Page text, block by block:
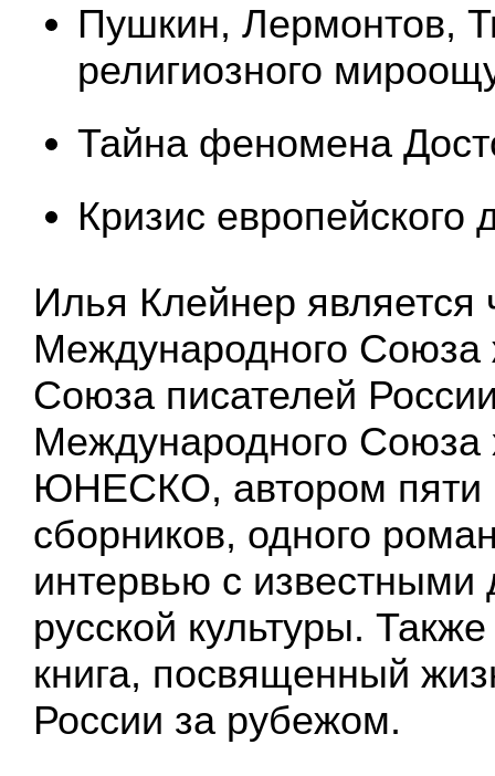
Пушкин, Лермонтов,
религиозного
Тайна феномена
Кризис европейского
Илья Клейнер является
Международного Союза
Союза писателей
Международного Союза
ЮНЕСКО, автором пяти
сборников, одного
интервью с известными
русской культуры.
книга, посвященный
России за рубежом.